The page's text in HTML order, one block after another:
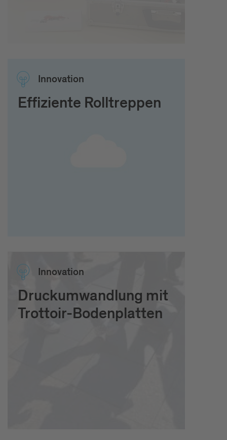
Inno­vation
Effiziente Rolltreppen
Inno­vation
Druckumwandlung mit
Trottoir-Bodenplatten